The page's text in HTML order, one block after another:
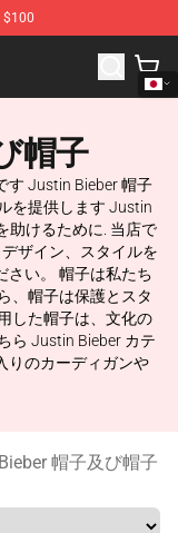
$100
Bieber Merchandise
帽子
す Justin Bieber 帽子
を提供します Justin
助けるために. 当店で
ザイン、スタイルを
さい。 帽子は私たち
、帽子は保護とスタ
した帽子は、文化の
ら Justin Bieber カテ
りのカーディガンや
帽子及び帽子